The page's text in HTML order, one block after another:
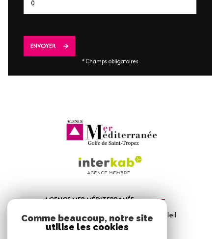
ENVOYER
* Champs obligatoires
AGENCE MER MÉDITERRANÉE
1, Avenue de la Mer - Les Vitrines du Soleil
83310Port Grimaud
Comme beaucoup, notre site
utilise les cookies